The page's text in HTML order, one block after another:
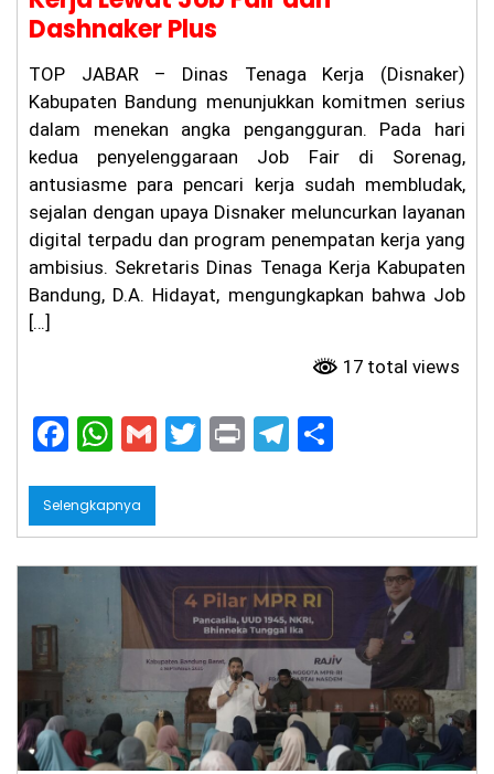
Dashnaker Plus
TOP JABAR – Dinas Tenaga Kerja (Disnaker)
Kabupaten Bandung menunjukkan komitmen serius
dalam menekan angka pengangguran. Pada hari
kedua penyelenggaraan Job Fair di Sorenag,
antusiasme para pencari kerja sudah membludak,
sejalan dengan upaya Disnaker meluncurkan layanan
digital terpadu dan program penempatan kerja yang
ambisius. Sekretaris Dinas Tenaga Kerja Kabupaten
Bandung, D.A. Hidayat, mengungkapkan bahwa Job
[…]
17 total views
F
a
c
e
b
o
o
k
W
h
a
ts
A
p
p
G
m
l
T
w
er
Pr
in
T
el
gr
a
m
e
Selengkapnya